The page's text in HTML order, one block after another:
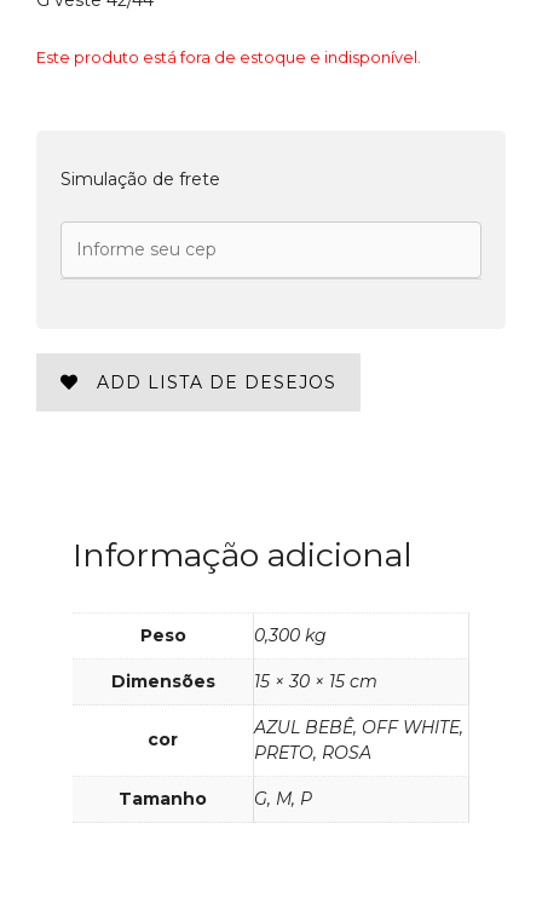
Este produto está fora de estoque e indisponível.
Simulação de frete
ADD LISTA DE DESEJOS
Informação adicional
Peso 0,300 kg
Dimensões 15 × 30 × 15 cm
cor
AZUL BEBÊ, OFF WHITE,
PRETO, ROSA
Tamanho G, M, P